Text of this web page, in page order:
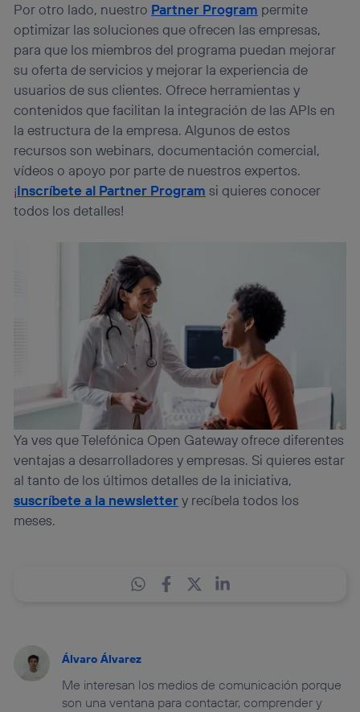
Por otro lado, nuestro Partner Program permite
optimizar las soluciones que ofrecen las empresas,
para que los miembros del programa puedan mejorar
su oferta de servicios y mejorar la experiencia de
usuarios de sus clientes. Ofrece herramientas y
contenidos que facilitan la integración de las APIs en
la estructura de la empresa. Algunos de estos
recursos son webinars, documentación comercial,
vídeos o apoyo por parte de nuestros expertos.
¡Inscríbete al Partner Program si quieres conocer
todos los detalles!
Ya ves que Telefónica Open Gateway ofrece diferentes
ventajas a desarrolladores y empresas. Si quieres estar
al tanto de los últimos detalles de la iniciativa,
suscríbete a la newslettery recíbela todos los
meses.
Álvaro Álvarez
Me interesan los medios de comunicación porque
son una ventana para contactar, comprender y